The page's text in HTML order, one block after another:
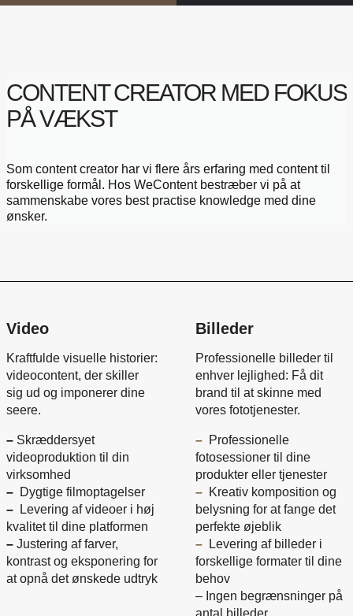
CONTENT CREATOR MED FOKUS
PÅ VÆKST
Som content creator har vi flere års erfaring med content til
forskellige formål. Hos WeContent bestræber vi på at
sammenskabe vores best practise knowledge med dine
ønsker.
Video
Kraftfulde visuelle historier:
videocontent, der skiller
sig ud og imponerer dine
seere.
– Skræddersyet
videoproduktion til din
virksomhed
– Dygtige filmoptagelser
–
Levering af videoer i høj
kvalitet til dine platformen
– Justering af farver,
kontrast og eksponering for
at opnå det ønskede udtryk
Billeder
Professionelle billeder til
enhver lejlighed: Få dit
brand til at skinne med
vores fototjenester.
– Professionelle
fotosessioner til dine
produkter eller tjenester
– Kreativ komposition og
belysning for at fange det
perfekte øjeblik
–
Levering af billeder i
forskellige formater til dine
behov
– Ingen begrænsninger på
antal billeder